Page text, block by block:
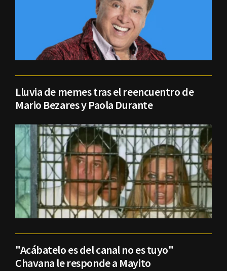
Lluvia de memes tras el reencuentro de
Mario Bezares y Paola Durante
"Acábatelo es del canal no es tuyo"
Chavana le responde a Mayito